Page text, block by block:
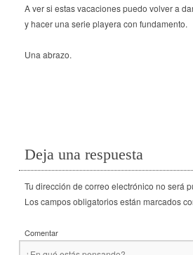
A ver si estas vacaciones puedo volver a
y hacer una serie playera con fundamento.
Una abrazo.
Deja una respuesta
Tu dirección de correo electrónico no será
Los campos obligatorios están marcados
Comentar